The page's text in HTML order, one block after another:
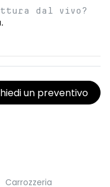
dal vivo?
un preventivo
Carrozzeria